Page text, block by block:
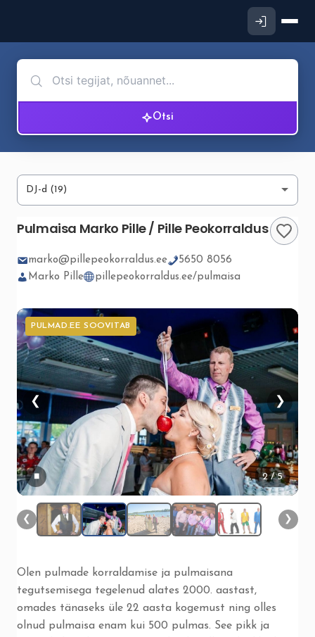
Otsi
Pulmaisa Marko Pille / Pille Peokorraldus
marko@pillepeokorraldus.ee
5650 8056
Marko Pille
pillepeokorraldus.ee/pulmaisa
PULMAD.EE SOOVITAB
❮ ❯
2/ 5
▮▮
❮ ❯
Olen pulmade korraldamise ja pulmaisana
tegutsemisega tegelenud alates 2000. aastast,
omades tänaseks üle 22 aasta kogemust ning olles
olnud pulmaisa enam kui 500 pulmas. See pikk ja